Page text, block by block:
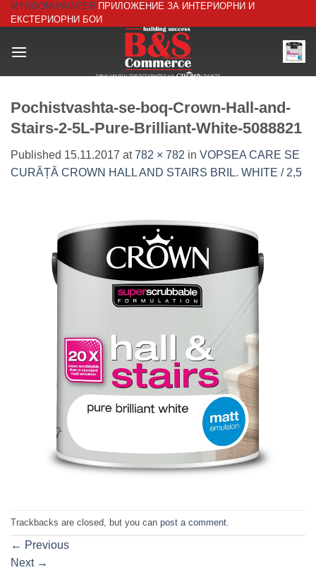
Skip
to
MYROOM-PAINTER ПРИЛОЖЕНИЕ ЗА ИНТЕРИОРНИ И
ЕКСТЕРИОРНИ БОИ
Pochistvashta-se-boq-Crown-Hall-and-
Stairs-2-5L-Pure-Brilliant-White-5088821
Published 15.11.2017 at782 × 782 in VOPSEA CARE SE
CURĂȚĂ CROWN HALL AND STAIRS BRIL. WHITE / 2,5
Trackbacks are closed, but you can post a comment
← Previous
Next →